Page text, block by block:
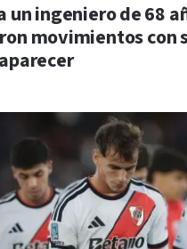
un ingeniero de 68
movimientos con